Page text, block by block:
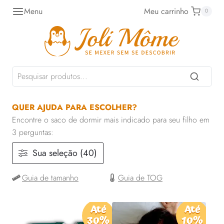
Pular Menu Meu carrinho 0
Até
30%
Até
10%
QUER AJUDA PARA ESCOLHER?
Encontre o saco de dormir mais indicado para seu filho em
3 perguntas:
Sua seleção (40)
Guia de tamanho Guia de TOG